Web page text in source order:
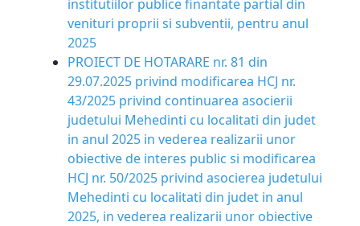
institutiilor publice finantate partial din
venituri proprii si subventii, pentru anul
2025
PROIECT DE HOTARARE nr. 81 din
29.07.2025 privind modificarea HCJ nr.
43/2025 privind continuarea asocierii
judetului Mehedinti cu localitati din judet
in anul 2025 in vederea realizarii unor
obiective de interes public si modificarea
HCJ nr. 50/2025 privind asocierea judetului
Mehedinti cu localitati din judet in anul
2025, in vederea realizarii unor obiective